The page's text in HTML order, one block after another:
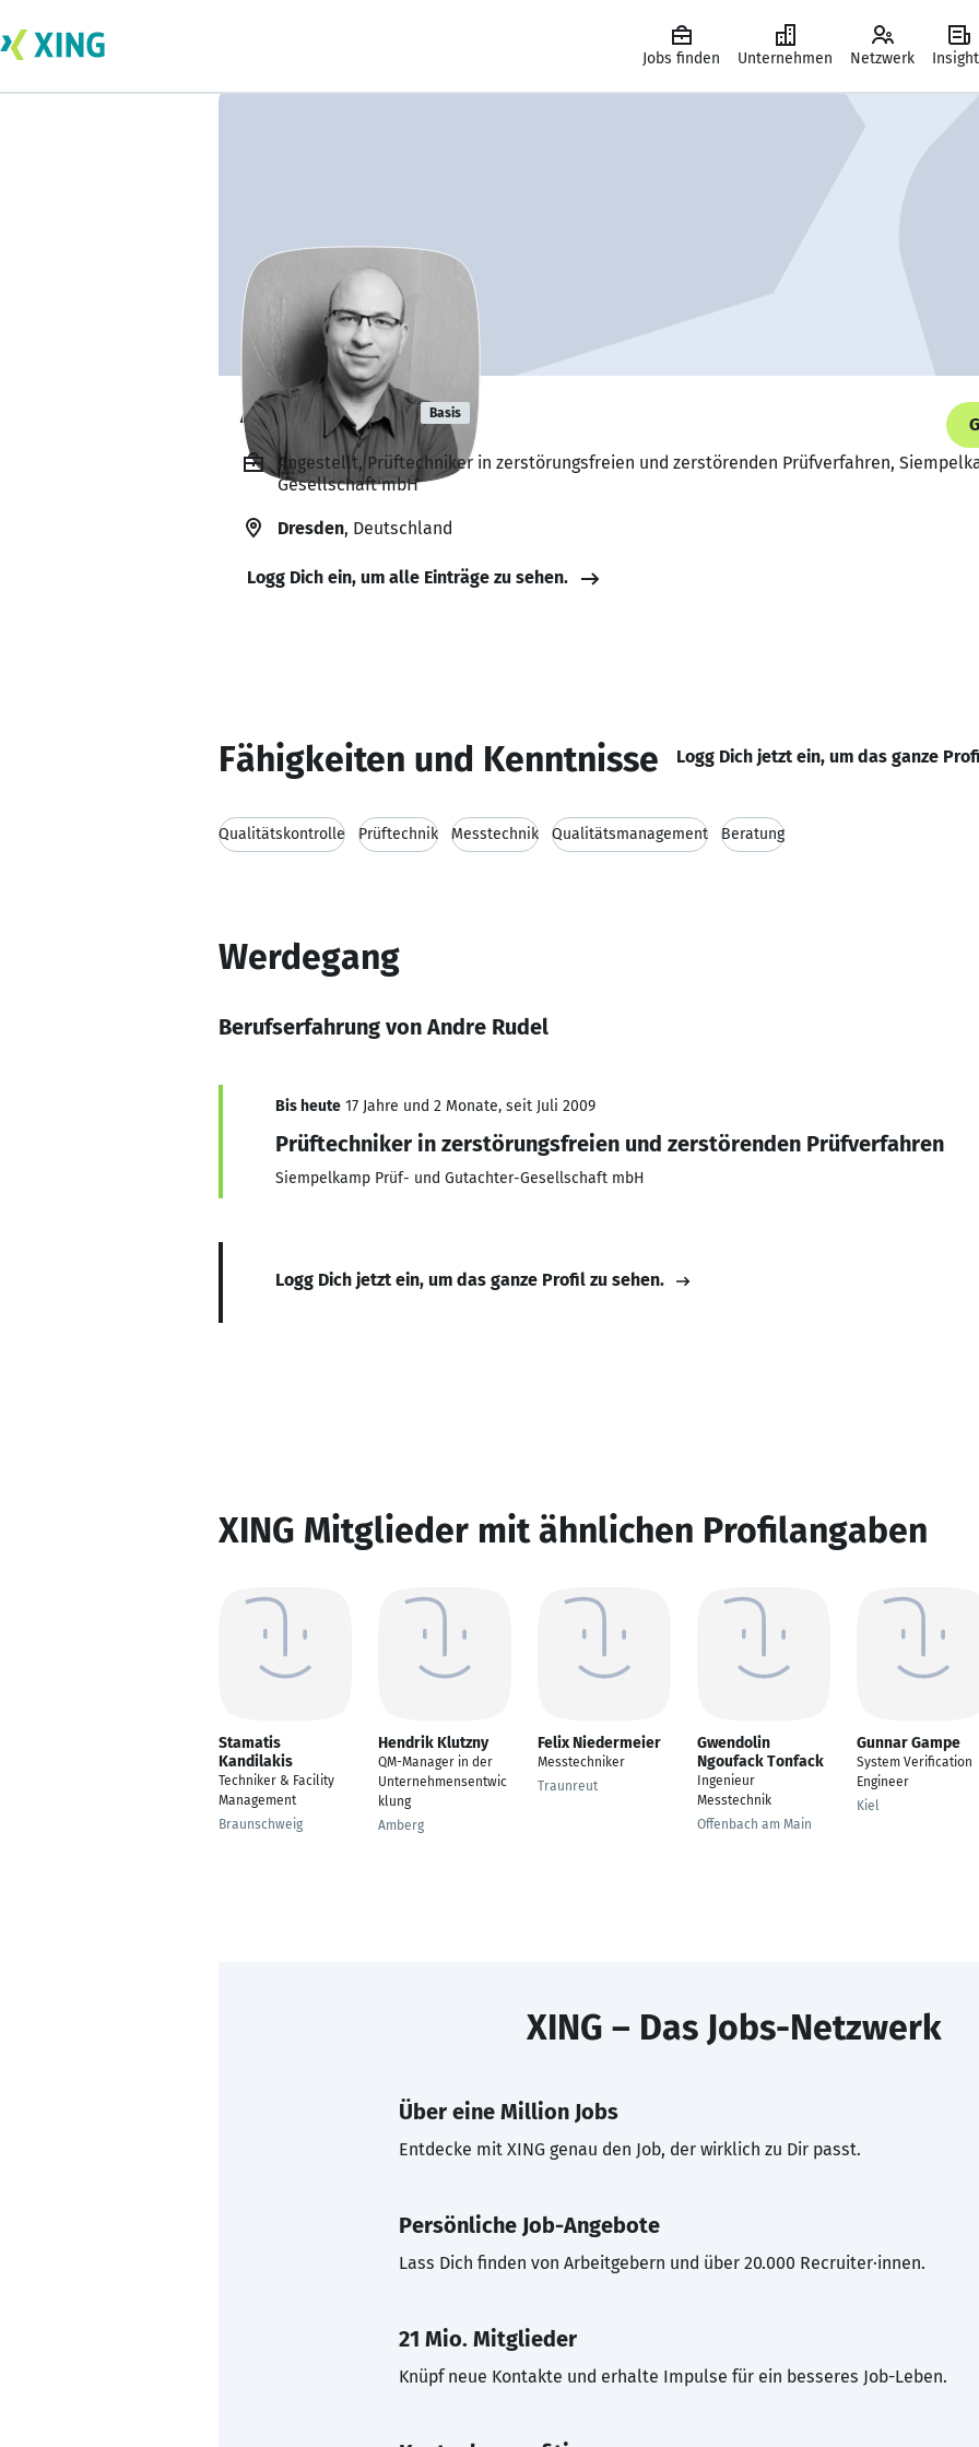
Jobs finden Unternehmen Netzwerk
Andre Rudel Basis
Angestellt, Prüftechniker in zerstörungsfreien und zerstörenden Prüfverfahren,
Gesellschaft mbH
Dresden, Deutschland
Logg Dich ein, um alle Einträge zu sehen.
Fähigkeiten und Kenntnisse Logg Dich jetzt ein, um das ganze
Qualitätskontrolle Prüftechnik Messtechnik Qualitätsmanagement Beratung
Werdegang
Berufserfahrung von Andre Rudel
Bis heute 17 Jahre und 2 Monate, seit Juli 2009
Prüftechniker in zerstörungsfreien und zerstörenden Prüfverfahren
Siempelkamp Prüf- und Gutachter-Gesellschaft mbH
Logg Dich jetzt ein, um das ganze Profil zu sehen.
XING Mitglieder mit ähnlichen Profilangaben
Stamatis
Kandilakis
Techniker & Facility
Management
Braunschweig
Hendrik Klutzny
QM-Manager in der
Unternehmensentwic
klung
Amberg
Felix Niedermeier
Messtechniker
Traunreut
Gwendolin
Ngoufack Tonfack
Ingenieur
Messtechnik
Offenbach am Main
Gunnar Gampe
System Verification
Engineer
Kiel
XING – Das Jobs-Netzwerk
Über eine Million Jobs
Entdecke mit XING genau den Job, der wirklich zu Dir passt.
Persönliche Job-Angebote
Lass Dich finden von Arbeitgebern und über 20.000 Recruiter·innen.
21 Mio. Mitglieder
Knüpf neue Kontakte und erhalte Impulse für ein besseres Job-Leben.